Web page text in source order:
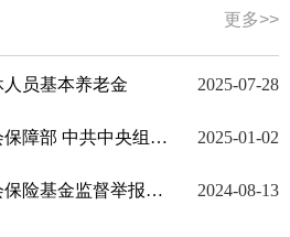
更多>>
员基本养老金 2025-07-28
政部关于印发《实施弹性退休制度暂... 2025-01-02
管理实施细则（试行）》的通知 2024-08-13